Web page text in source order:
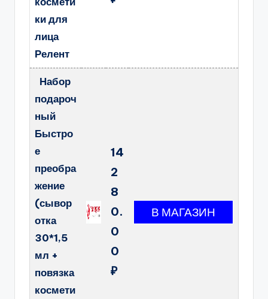
ки для
лица
Релент
Набор
подароч
ный
Быстро
е
преобра
жение
(сывор
отка
30*1,5
мл +
повязка
космети
14
2
8
0.
0
0
₽